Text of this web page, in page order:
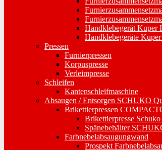
Handklebegerät Kuper
Handklebegeräte
Pressen
Furnierpressen
Korpuspresse
Verleimpresse
Schleifen
Kantenschleifmaschine
Absaugen / Entsorgen SCHUKO
Brikettierpressen
Brikettierpresse
Spänebehälter
Farbnebelabsaugungwand
Prospekt